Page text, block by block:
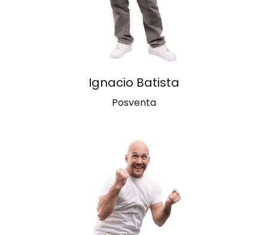
Ignacio Batista
Posventa